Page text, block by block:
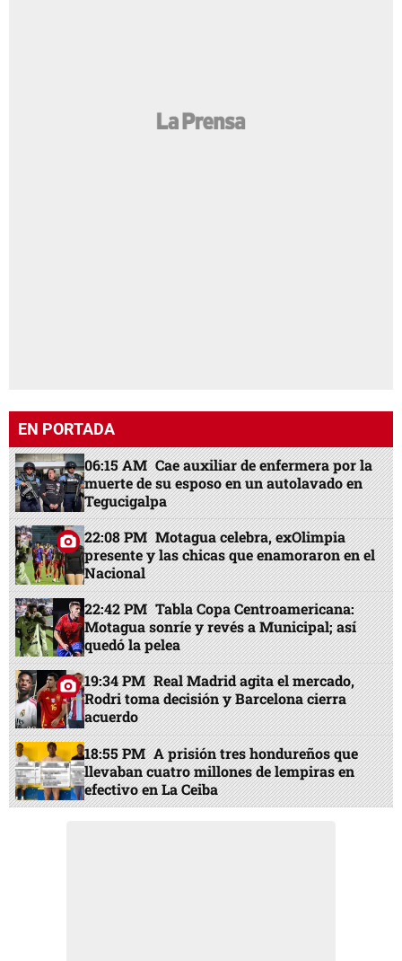
EN PORTADA
06:15 AM Cae auxiliar de enfermera por la
muerte de su esposo en un autolavado en
Tegucigalpa
22:08 PM Motagua celebra, exOlimpia
presente y las chicas que enamoraron en el
Nacional
22:42 PM Tabla Copa Centroamericana:
Motagua sonríe y revés a Municipal; así
quedó la pelea
19:34 PM Real Madrid agita el mercado,
Rodri toma decisión y Barcelona cierra
acuerdo
18:55 PM A prisión tres hondureños que
llevaban cuatro millones de lempiras en
efectivo en La Ceiba